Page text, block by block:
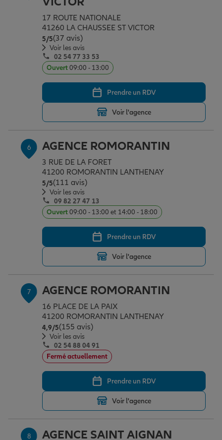
17 ROUTE NATIONALE
41260 LA CHAUSSEE ST VICTOR
5/5Note de 5 sur 5
(37 avis)
Voir les avis
02 54 77 33 53
Ouvert09:00 - 13:00
Prendre un RDV
Voir l'agence
6 AGENCE ROMORANTIN
3 RUE DE LA FORET
41200 ROMORANTIN LANTHENAY
5/5Note de 5 sur 5
(111 avis)
Voir les avis
09 82 27 47 13
Ouvert09:00 - 13:00 et 14:00 - 18:00
Prendre un RDV
Voir l'agence
7 AGENCE ROMORANTIN
16 PLACE DE LA PAIX
41200 ROMORANTIN LANTHENAY
4,9/5Note de 4.9 sur 5
(155 avis)
Voir les avis
02 54 88 04 91
Fermé actuellement
Prendre un RDV
Voir l'agence
8 AGENCE SAINT AIGNAN